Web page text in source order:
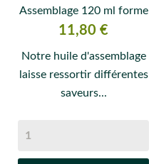
Assemblage 120 ml forme
triangulaire
Prix
11,80 €
Notre huile d'assemblage
laisse ressortir différentes
saveurs...